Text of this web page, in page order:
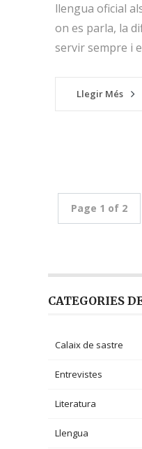
llengua oficial
on es parla, la
servir sempre i
Llegir Més
Page 1 of 2
CATEGORIES
Calaix de sastre
Entrevistes
Literatura
Llengua